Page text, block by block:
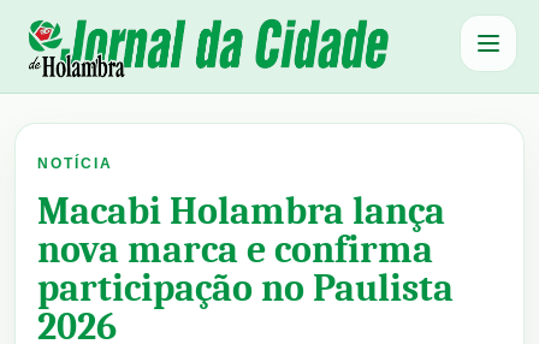
Abrir
NOTÍCIA
Macabi Holambra lança
nova marca e confirma
participação no Paulista
2026